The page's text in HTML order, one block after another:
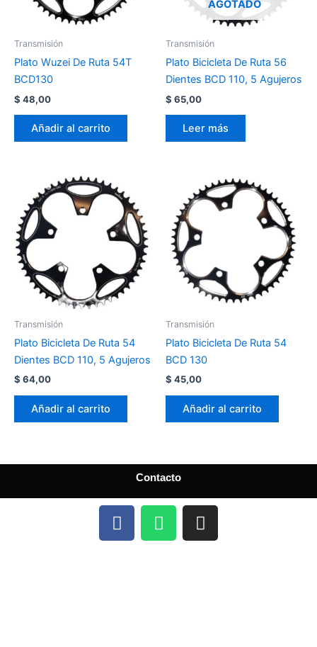
Transmisión
Plato Wuzei De Ruta 54T
BCD130
$ 48,00
Añadir al carrito
AGOTADO
Transmisión
Plato Bicicleta De Ruta 56
Dientes BCD 110, 5 Agujeros
$ 65,00
Leer más
Transmisión
Plato Bicicleta De Ruta 54
Dientes BCD 110, 5 Agujeros
$ 64,00
Añadir al carrito
Transmisión
Plato Bicicleta De Ruta 54
BCD 130
$ 45,00
Añadir al carrito
Contacto
F
a
W
h
I
n